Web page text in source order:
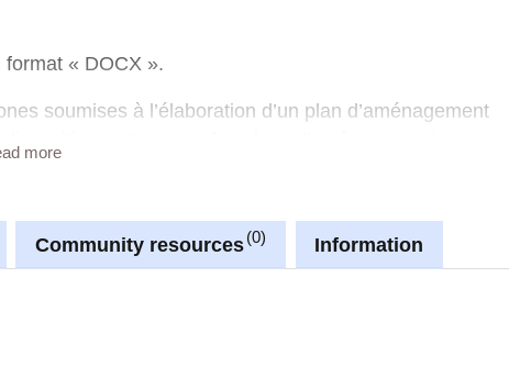
« DOCX ».
soumises à l’élaboration d’un plan d’aménagement
d’avantage d’informations concernant la structure
« QGIS » permettant de télécharger,
du PAG.
more
Community resources 0 Information